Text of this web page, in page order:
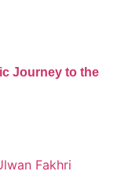
Journey to the
Fakhri